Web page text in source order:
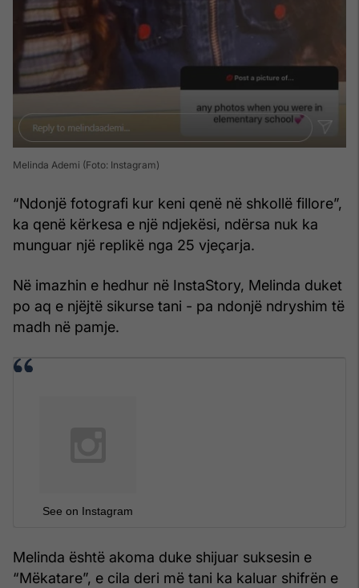
Melinda Ademi (Foto: Instagram)
“Ndonjë fotografi kur keni qenë në shkollë fillore”,
ka qenë kërkesa e një ndjekësi, ndërsa nuk ka
munguar një replikë nga 25 vjeçarja.
Në imazhin e hedhur në InstaStory, Melinda duket
po aq e njëjtë sikurse tani - pa ndonjë ndryshim të
madh në pamje.
See on Instagram
Melinda është akoma duke shijuar suksesin e
“Mëkatare”, e cila deri më tani ka kaluar shifrën e